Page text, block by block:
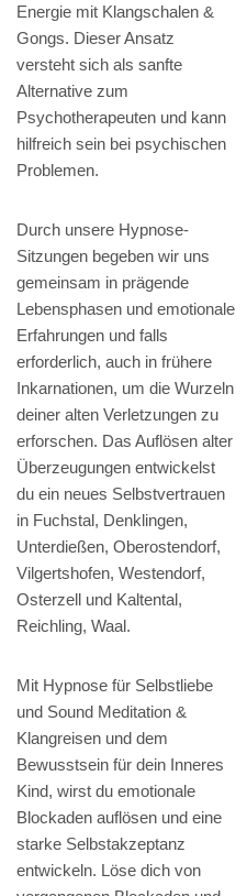
Energie mit Klangschalen &
Gongs. Dieser Ansatz
versteht sich als sanfte
Alternative zum
Psychotherapeuten und kann
hilfreich sein bei psychischen
Problemen.
Durch unsere Hypnose-
Sitzungen begeben wir uns
gemeinsam in prägende
Lebensphasen und emotionale
Erfahrungen und falls
erforderlich, auch in frühere
Inkarnationen, um die Wurzeln
deiner alten Verletzungen zu
erforschen. Das Auflösen alter
Überzeugungen entwickelst
du ein neues Selbstvertrauen
in Fuchstal, Denklingen,
Unterdießen, Oberostendorf,
Vilgertshofen, Westendorf,
Osterzell und Kaltental,
Reichling, Waal.
Mit Hypnose für Selbstliebe
und Sound Meditation &
Klangreisen und dem
Bewusstsein für dein Inneres
Kind, wirst du emotionale
Blockaden auflösen und eine
starke Selbstakzeptanz
entwickeln. Löse dich von